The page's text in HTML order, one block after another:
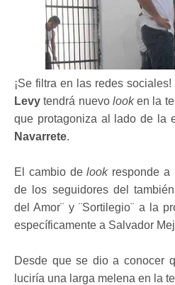
¡Se filtra en las redes
Levy tendrá nuevo looken la
que protagoniza al lado de la
Navarrete.
El cambio delookresponde a
de los seguidores del
del Amor¨ y ¨Sortilegio¨ a la
específicamente a Salvador
Desde que se dio a conocer
luciría una larga melena en la